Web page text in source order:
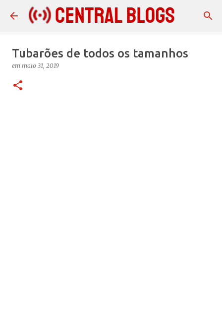
Pular para o conteúdo principal
Tubarões de todos os tamanhos
em maio 31, 2019